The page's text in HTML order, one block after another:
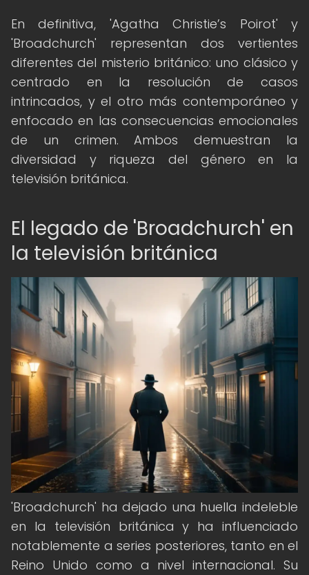
En definitiva, 'Agatha Christie’s Poirot' y
'Broadchurch' representan dos vertientes
diferentes del misterio británico: uno clásico y
centrado en la resolución de casos
intrincados, y el otro más contemporáneo y
enfocado en las consecuencias emocionales
de un crimen. Ambos demuestran la
diversidad y riqueza del género en la
televisión británica.
El legado de 'Broadchurch' en
la televisión británica
'Broadchurch' ha dejado una huella indeleble
en la televisión británica y ha influenciado
notablemente a series posteriores, tanto en el
Reino Unido como a nivel internacional. Su